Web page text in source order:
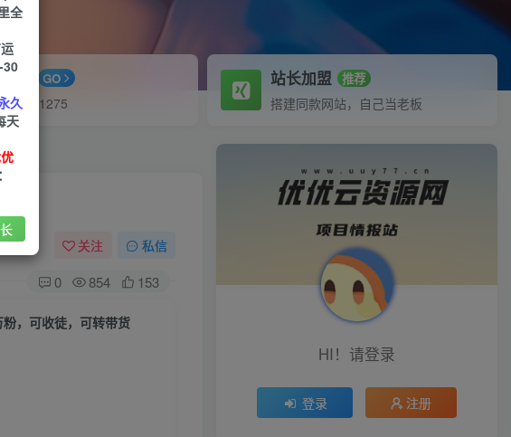
载 GO
：hu91275
站长加盟 推荐
搭建同款网站，自己当老板
关注 私信
0 854 153
，可收徒，可转带货
HI！请登录
登录 注册
全
30
久
天